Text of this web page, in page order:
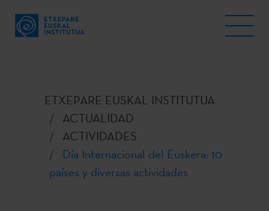
ETXEPARE EUSKAL INSTITUTUA
ACTUALIDAD
ACTIVIDADES
Día Internacional del Euskera: 10
países y diversas actividades